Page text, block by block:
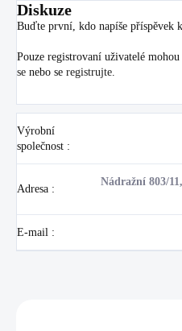
Diskuze
Buďte první, kdo napíše příspěvek
Pouze registrovaní uživatelé
se nebo se registrujte
Výrobní
společnost :
Adresa :
Nádražní 803/
E-mail :